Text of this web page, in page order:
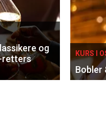
og
retters
KURS I
Bobler